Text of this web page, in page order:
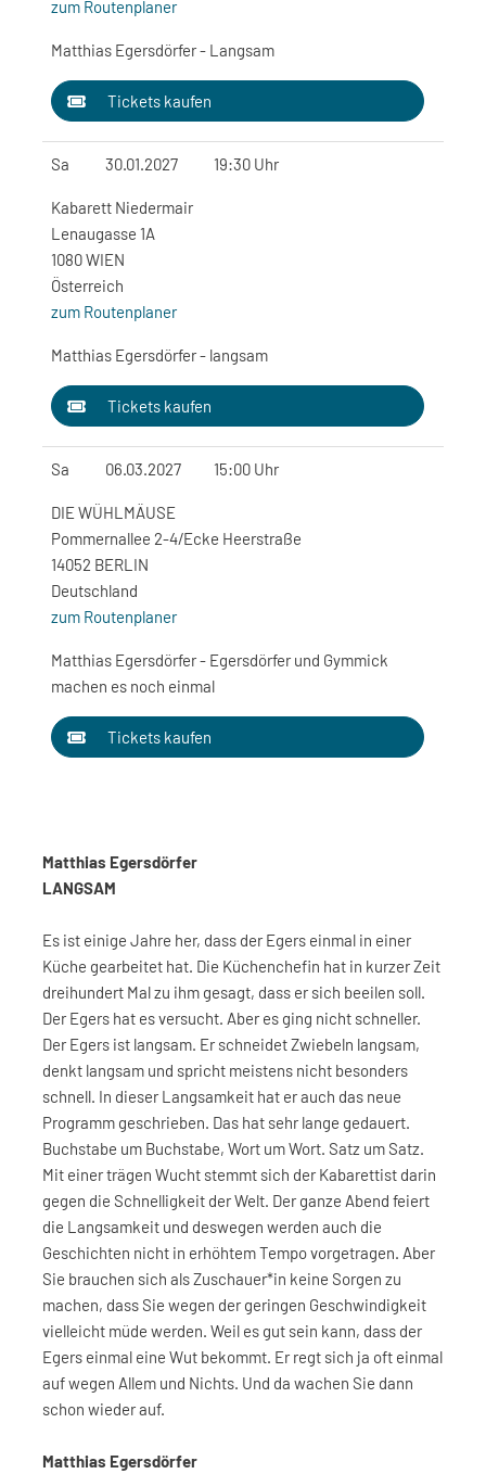
zum Routenplaner
Matthias Egersdörfer - Langsam
Tickets kaufen
Sa 30.01.2027 19:30 Uhr
Kabarett Niedermair
Lenaugasse 1A
1080 WIEN
Österreich
zum Routenplaner
Matthias Egersdörfer - langsam
Tickets kaufen
Sa 06.03.2027 15:00 Uhr
DIE WÜHLMÄUSE
Pommernallee 2-4/Ecke Heerstraße
14052 BERLIN
Deutschland
zum Routenplaner
Matthias Egersdörfer - Egersdörfer und Gymmick
machen es noch einmal
Tickets kaufen
Matthias Egersdörfer
LANGSAM
Es ist einige Jahre her, dass der Egers einmal in einer
Küche gearbeitet hat. Die Küchenchefin hat in kurzer Zeit
dreihundert Mal zu ihm gesagt, dass er sich beeilen soll.
Der Egers hat es versucht. Aber es ging nicht schneller.
Der Egers ist langsam. Er schneidet Zwiebeln langsam,
denkt langsam und spricht meistens nicht besonders
schnell. In dieser Langsamkeit hat er auch das neue
Programm geschrieben. Das hat sehr lange gedauert.
Buchstabe um Buchstabe, Wort um Wort. Satz um Satz.
Mit einer trägen Wucht stemmt sich der Kabarettist darin
gegen die Schnelligkeit der Welt. Der ganze Abend feiert
die Langsamkeit und deswegen werden auch die
Geschichten nicht in erhöhtem Tempo vorgetragen. Aber
Sie brauchen sich als Zuschauer*in keine Sorgen zu
machen, dass Sie wegen der geringen Geschwindigkeit
vielleicht müde werden. Weil es gut sein kann, dass der
Egers einmal eine Wut bekommt. Er regt sich ja oft einmal
auf wegen Allem und Nichts. Und da wachen Sie dann
schon wieder auf.
Matthias Egersdörfer